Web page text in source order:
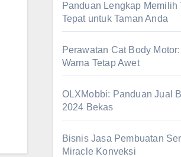
Panduan Lengkap Memilih
Tepat untuk Taman Anda
Perawatan Cat Body
Warna Tetap Awet
OLXMobbi: Panduan Jual
2024 Bekas
Bisnis Jasa Pembuatan
Miracle Konveksi